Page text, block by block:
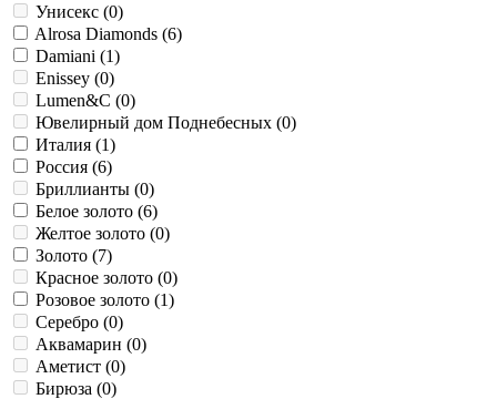
Унисекс (0)
BALANCE (0)
BELLE EPOQUE (
BERKANA (
BLASONI (0)
D.SIDE (1)
Diamonds.Daily (
Die Hard Bamboo (
Fancy (0)
Freedom (0)
Future ( 0)
GOLF (0)
GOMITOLO (0)
Ichthys ( 0)
JUSTMAN (
Lethe (0)
Lumen (0 )
Luminous (
Alrosa Diamonds (6)
Damiani (1)
Enissey (0)
Lumen&C (0)
Ювелирный дом Поднебесных (0)
Италия (1)
Россия (6)
Бриллианты (0)
Белое золото (6)
Желтое золото (0)
Золото (7)
Красное золото (0)
Розовое золото (1)
Серебро (0)
Аквамарин (0)
Аметист (0)
Бирюза (0)